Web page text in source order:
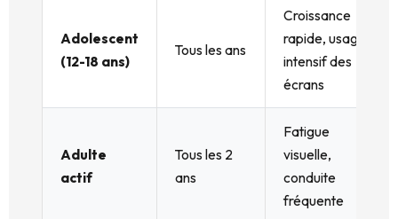
Adolescent
(12-18 ans)
Tous les ans
Croissance
rapide, usage
intensif des
écrans
Adulte
actif
Tous les 2
ans
Fatigue
visuelle,
conduite
fréquente